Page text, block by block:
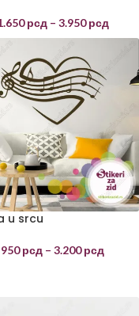
рсд – 3.950рсд
u srcu
950рсд – 3.200рсд